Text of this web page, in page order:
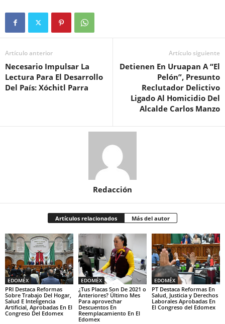
Artículo anterior
Necesario Impulsar La
Lectura Para El Desarrollo
Del País: Xóchitl Parra
Artículo siguiente
Detienen En Uruapan A “El
Pelón”, Presunto
Reclutador Delictivo
Ligado Al Homicidio Del
Alcalde Carlos Manzo
Redacción
Artículos relacionados Más del autor
EDOMÉX
PRI Destaca Reformas
Sobre Trabajo Del Hogar,
Salud E Inteligencia
Artificial, Aprobadas En El
Congreso Del Edomex
EDOMÉX
¿Tus Placas Son De 2021 o
Anteriores? Último Mes
Para aprovechar
Descuentos En
Reemplacamiento En El
Edomex
EDOMÉX
PT Destaca Reformas En
Salud, Justicia y Derechos
Laborales Aprobadas En
El Congreso del Edomex